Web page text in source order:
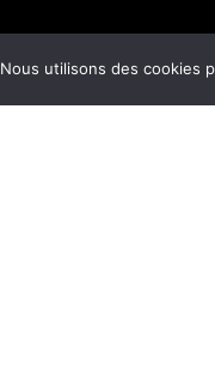
Nous utilisons des cookies